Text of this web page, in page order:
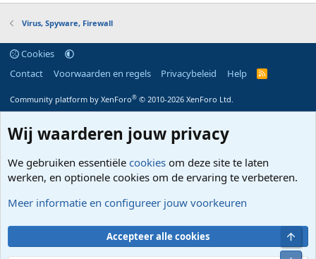
Virus, Spyware, Firewall
Cookies
Contact
Voorwaarden en regels Privacybeleid Help
R
Community platform by XenForo® © 2010-2026 XenForo Ltd.
Wij waarderen jouw privacy
We gebruiken essentiële cookies om deze site te laten
werken, en optionele cookies om de ervaring te verbeteren.
Meer informatie en configureer jouw voorkeuren
Accepteer alle cookies